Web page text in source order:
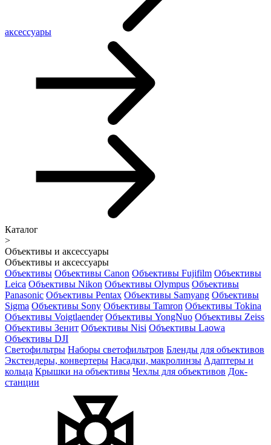
аксессуары
Каталог
>
Объективы и аксессуары
Объективы и аксессуары
Объективы Объективы Canon Объективы Fujifilm Объективы
Leica Объективы Nikon Объективы Olympus Объективы
Panasonic Объективы Pentax Объективы Samyang Объективы
Sigma Объективы Sony Объективы Tamron Объективы Tokina
Объективы Voigtlaender Объективы YongNuo Объективы Zeiss
Объективы Зенит Объективы Nisi Объективы Laowa
Объективы DJI
Светофильтры Наборы светофильтров Бленды для объективов
Экстендеры, конвертеры Насадки, макролинзы Адаптеры и
кольца Крышки на объективы Чехлы для объективов Док-
станции